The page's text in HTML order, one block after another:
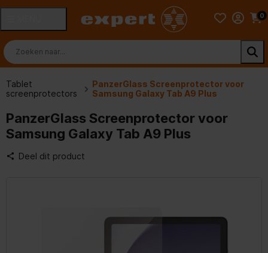
0
Tablet
screenprotectors
PanzerGlass Screenprotector voor
Samsung Galaxy Tab A9 Plus
PanzerGlass Screenprotector voor
Samsung Galaxy Tab A9 Plus
Deel dit product